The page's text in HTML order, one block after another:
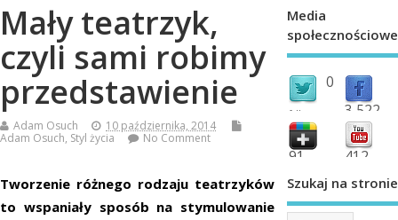
Mały teatrzyk,
czyli sami robimy
przedstawienie
Adam Osuch
10 października, 2014
Adam Osuch, Styl życia No Comment
Tworzenie różnego rodzaju teatrzyków
to wspaniały sposób na stymulowanie
Media
społecznościowe
0
followers 3,522
fans
91 412
Szukaj na stronie